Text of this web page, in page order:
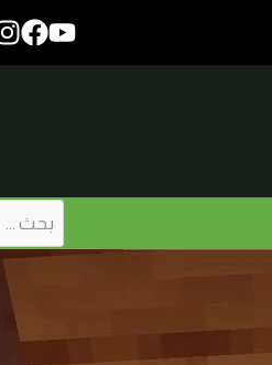
البحث
عن: